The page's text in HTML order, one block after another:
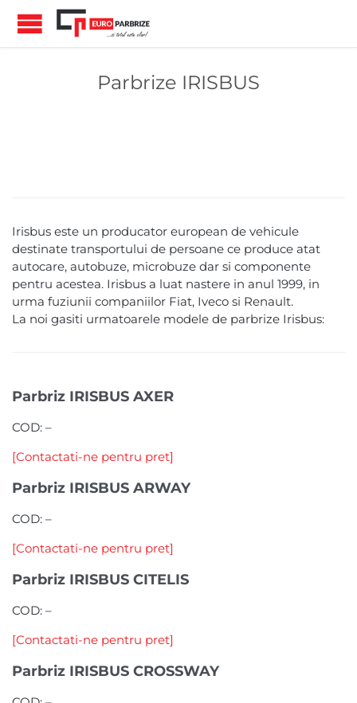
Parbrize IRISBUS
Irisbus este un producator european de vehicule
destinate transportului de persoane ce produce atat
autocare, autobuze, microbuze dar si componente
pentru acestea. Irisbus a luat nastere in anul 1999, in
urma fuziunii companiilor Fiat, Iveco si Renault.
La noi gasiti urmatoarele modele de parbrize Irisbus:
Parbriz IRISBUS AXER
COD: –
[Contactati-ne pentru pret]
Parbriz IRISBUS ARWAY
COD: –
[Contactati-ne pentru pret]
Parbriz IRISBUS CITELIS
COD: –
[Contactati-ne pentru pret]
Parbriz IRISBUS CROSSWAY